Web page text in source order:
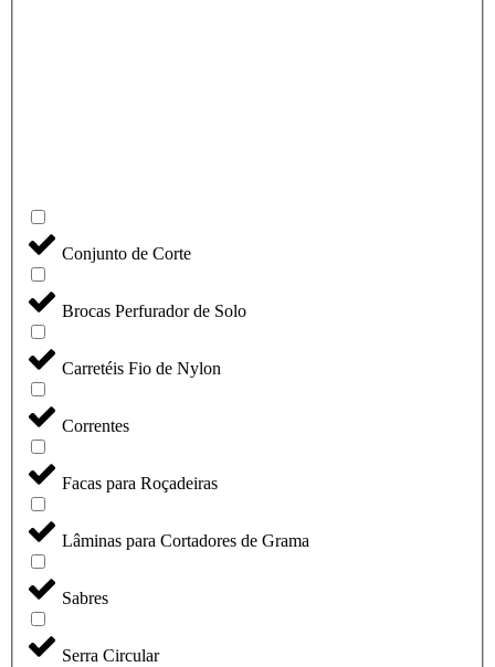
Conjunto de Corte
Brocas Perfurador de Solo
Carretéis Fio de Nylon
Correntes
Facas para Roçadeiras
Lâminas para Cortadores de Grama
Sabres
Serra Circular